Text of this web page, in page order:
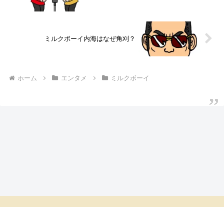
ミルクボーイ内海はなぜ角刈？
ホーム エンタメ ミルクボーイ